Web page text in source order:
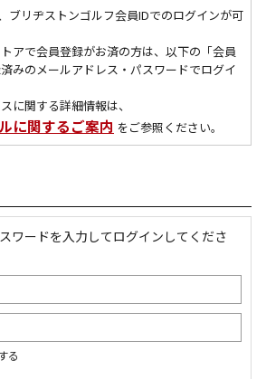
ブリヂストンゴルフ会員IDでのログインが可
アで会員登録がお済の方は、以下の「会員
みのメールアドレス・パスワードでログイ
に関する詳細情報は、
に関するご案内 をご参照ください。
ワードを入力してログインしてくださ
る